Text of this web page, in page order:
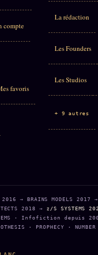
compte
favoris
La rédaction
Les Founders
Les Studios
+ 9 autres
2016 → BRAINS MODELS 2017 →
2018 → z/S SYSTEMS
· Infofiction depuis
· PROPHECY · NUMBER